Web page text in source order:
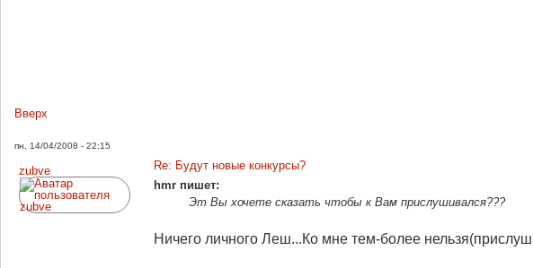
Вверх
пн, 14/04/2008 - 22:15
zubve
Re: Будут новые конкурсы?
hmr пишет:
Эт Вы хочете сказать чтобы к Вам прислушивался???
Ничего личного Леш...Ко мне тем-более